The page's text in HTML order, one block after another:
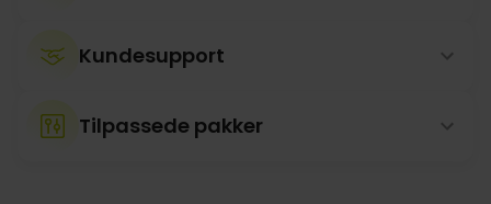
Kundesupport
Tilpassede pakker